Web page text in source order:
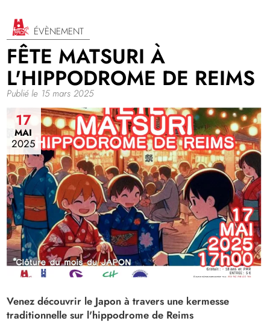
ÉVÈNEMENT
FÊTE MATSURI À
L'HIPPODROME DE REIMS
Publié le 15 mars 2025
17
MAI
2025
Venez découvrir le Japon à travers une kermesse
traditionnelle sur l'hippodrome de Reims